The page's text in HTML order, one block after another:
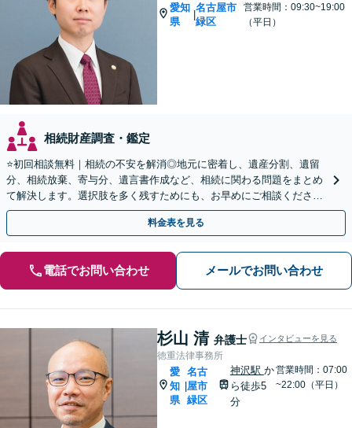
愛知
県
名古屋市
緑区
営業時間：09:30~19:00
（平日）
相続財産調査・鑑定
⭐️初回相談無料｜相続の不安を解消◎地元に密着し、遺産分割、遺留
分、相続放棄、寄与分、遺言書作成など、相続に関わる問題をまとめ
て解決します。選択肢を多く残すためにも、お早めにご相談ください
【休日・夜間面談OK】【駐車場あり】
料金表を見る
電話でお問い合わせ メールでお問い合わせ
杉山 清 弁護士 インタビューを見る
徳重法律事務所
愛
知
県
名古
屋市
緑区
神沢駅 か
ら徒歩5
分
営業時間：07:00
~22:00（平日）